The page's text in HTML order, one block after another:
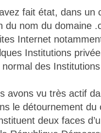
fait état, dans un
du nom du domaine
Internet
Institutions
des
avons vu très actif
le détournement du
deux faces